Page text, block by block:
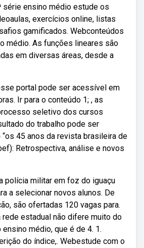
série ensino médio estude os
exercícios online, listas
gamificados. Webconteúdos
médio. As funções lineares são
em diversas áreas, desde a
portal pode ser acessível em
Ir para o conteúdo 1; , as
seletivo dos cursos
do trabalho pode ser
45 anos da revista brasileira de
Retrospectiva, análise e novos
polícia militar em foz do iguaçu
a selecionar novos alunos. De
são ofertadas 120 vagas para.
estadual não difere muito do
médio, que é de 4. 1.
do índice,. Webestude com o